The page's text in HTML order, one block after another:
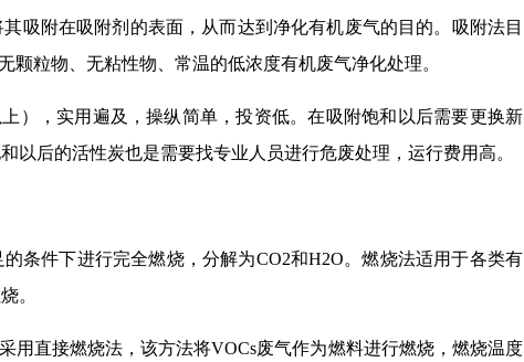
吸附在吸附剂的表面，从而达到净化有机废气的目的。吸附法目
颗粒物、无粘性物、常温的低浓度有机废气净化处理。
），实用遍及，操纵简单，投资低。在吸附饱和以后需要更换新
以后的活性炭也是需要找专业人员进行危废处理，运行费用高。
条件下进行完全燃烧，分解为CO2和H2O。燃烧法适用于各类有
。
用直接燃烧法，该方法将VOCs废气作为燃料进行燃烧，燃烧温度